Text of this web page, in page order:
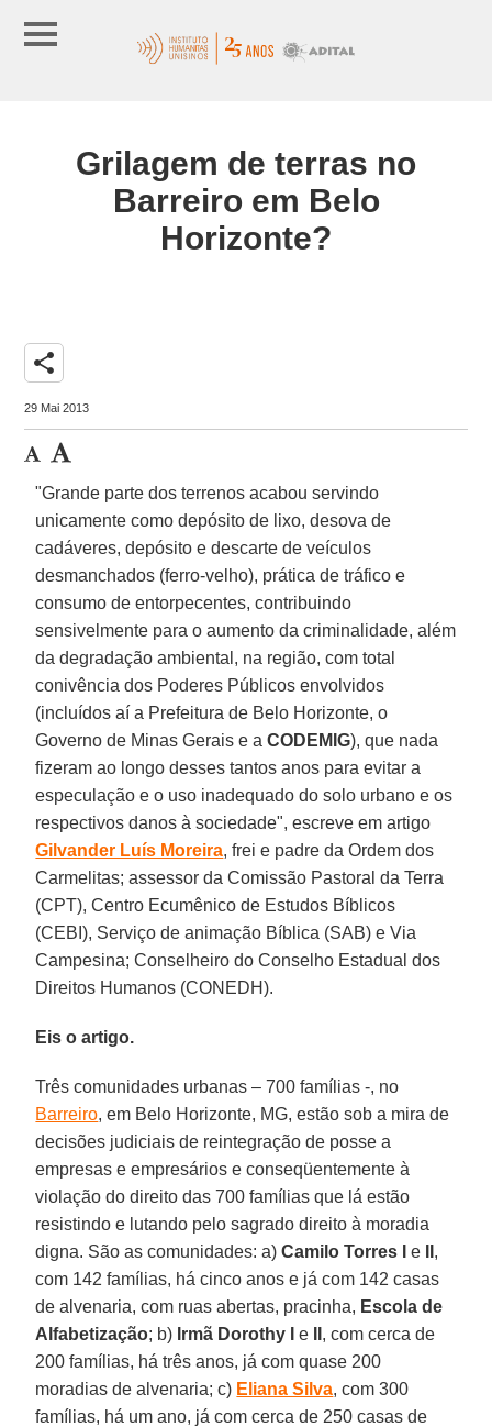
Grilagem de terras no
Barreiro em Belo
Horizonte?
share
29 Mai 2013
"Grande parte dos terrenos acabou servindo
unicamente como depósito de lixo, desova de
cadáveres, depósito e descarte de veículos
desmanchados (ferro-velho), prática de tráfico e
consumo de entorpecentes, contribuindo
sensivelmente para o aumento da criminalidade, além
da degradação ambiental, na região, com total
conivência dos Poderes Públicos envolvidos
(incluídos aí a Prefeitura de Belo Horizonte, o
Governo de Minas Gerais e aCODEMIG), que nada
fizeram ao longo desses tantos anos para evitar a
especulação e o uso inadequado do solo urbano e os
respectivos danos à sociedade", escreve em artigo
Gilvander Luís Moreira, frei e padre da Ordem dos
Carmelitas; assessor da Comissão Pastoral da Terra
(CPT), Centro Ecumênico de Estudos Bíblicos
(CEBI), Serviço de animação Bíblica (SAB) e Via
Campesina; Conselheiro do Conselho Estadual dos
Direitos Humanos (CONEDH).
Eis o artigo.
Três comunidades urbanas – 700 famílias -, no
Barreiro, em Belo Horizonte, MG, estão sob a mira de
decisões judiciais de reintegração de posse a
empresas e empresários e conseqüentemente à
violação do direito das 700 famílias que lá estão
resistindo e lutando pelo sagrado direito à moradia
digna. São as comunidades: a)Camilo Torres I e
,
com 142 famílias, há cinco anos e já com 142 casas
de alvenaria, com ruas abertas, pracinha, Escola de
Alfabetização; b) Irmã Dorothy I e
, com cerca de
200 famílias, há três anos, já com quase 200
moradias de alvenaria; c) Eliana Silva, com 300
famílias, há um ano, já com cerca de 250 casas de